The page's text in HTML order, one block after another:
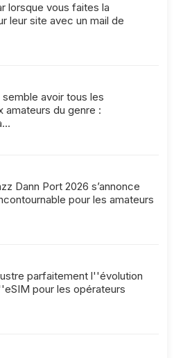
lorsque vous faites la
leur site avec un mail de
avoir tous les
amateurs du genre :
Dann Port 2026 s’annonce
pour les amateurs
parfaitement l''évolution
pour les opérateurs